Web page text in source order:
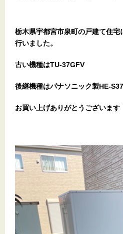
栃木県宇都宮市泉町の戸建て住宅
行いました。
古い機種はTU-37GFV
後継機種はパナソニック製HE-
お買い上げありがとうございます